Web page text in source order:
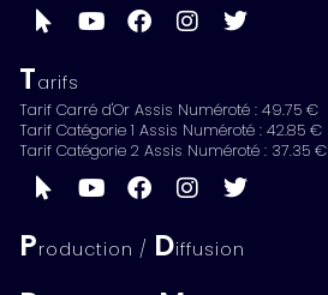
Tarifs
Tarif Carré d'Or Assis Numéroté : 49.75 €
Tarif Catégorie 1 Assis Numéroté : 42.85 €
Tarif Catégorie 2 Assis Numéroté : 37.35 €
Production / Diffusion